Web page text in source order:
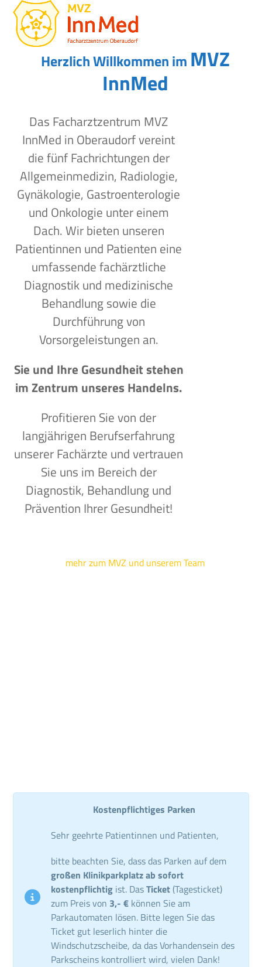
Skip
content
Open
mobile
menu
Close
mobile
menu
Herzlich Willkommen im MVZ
InnMed
Das Facharztzentrum MVZ
InnMed in Oberaudorf vereint
die fünf Fachrichtungen der
Allgemeinmedizin, Radiologie,
Gynäkologie, Gastroenterologie
und Onkologie unter einem
Dach. Wir bieten unseren
Patientinnen und Patienten eine
umfassende fachärztliche
Diagnostik und medizinische
Behandlung sowie die
Durchführung von
Vorsorgeleistungen an.
Sie und Ihre Gesundheit stehen
im Zentrum unseres Handelns.
Profitieren Sie von der
langjährigen Berufserfahrung
unserer Fachärzte und vertrauen
Sie uns im Bereich der
Diagnostik, Behandlung und
Prävention Ihrer Gesundheit!
mehr zum MVZ und unserem Team
Kostenpflichtiges Parken
Sehr geehrte Patientinnen und Patienten,
bitte beachten Sie, dass das Parken auf dem
großen Klinikparkplatz ab sofort
kostenpflichtig ist. DasTicket (Tagesticket)
zum Preis von 3,- € können Sie am
Parkautomaten lösen. Bitte legen Sie das
Ticket gut leserlich hinter die
Windschutzscheibe, da das Vorhandensein des
Parkscheins kontrolliert wird, vielen Dank!